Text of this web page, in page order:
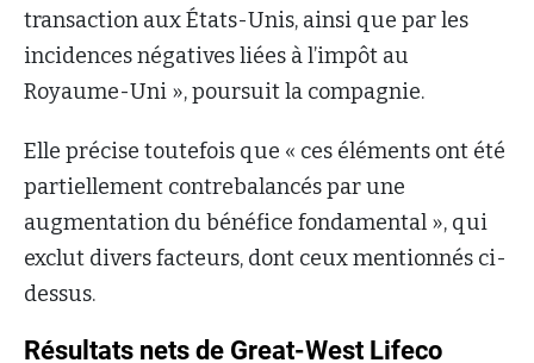
transaction aux États-Unis, ainsi que par les
incidences négatives liées à l’impôt au
Royaume-Uni », poursuit la compagnie.
Elle précise toutefois que « ces éléments ont été
partiellement contrebalancés par une
augmentation du bénéfice fondamental », qui
exclut divers facteurs, dont ceux mentionnés ci-
dessus.